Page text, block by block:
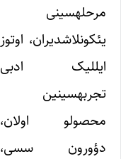
مرحله‎سینی
یئکونلاشدیران، اوتوز
ایل‎لیک ادبی
تجربه‎سی‎نین
محصولو اولان،
دؤورون سسی،